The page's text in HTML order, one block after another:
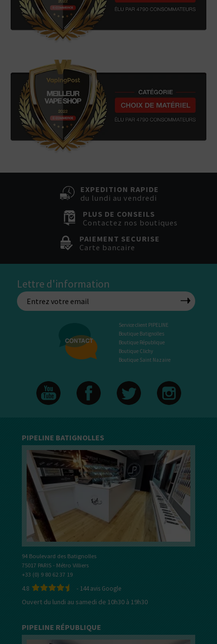
EXPEDITION RAPIDE
du lundi au vendredi
PLUS DE CONSEILS
Contactez nos boutiques
PAIEMENT SECURISE
Carte bancaire
Lettre d'information
Service client PIPELINE
Boutique Batignolles
Boutique République
Boutique Clichy
Boutique Saint Nazaire
PIPELINE BATIGNOLLES
94 Boulevard des Batignolles
75017 PARIS - Métro Villiers
+33 (0) 9 80 62 37 19
4.8 - 144avis Google
Ouvert du lundi au samedi de 10h30 à 19h30
PIPELINE RÉPUBLIQUE